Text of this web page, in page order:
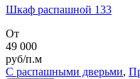
Шкаф распашной 133
От
49 000
руб/п.м
С распашными дверьми,